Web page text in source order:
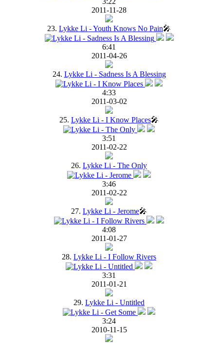
2011-11-28
23. Lykke Li - Youth Knows No Pain🎤
6:41
2011-04-26
24. Lykke Li - Sadness Is A Blessing
4:33
2011-03-02
25. Lykke Li - I Know Places🎤
3:51
2011-02-22
26. Lykke Li - The Only
3:46
2011-02-22
27. Lykke Li - Jerome🎤
4:08
2011-01-27
28. Lykke Li - I Follow Rivers
3:31
2011-01-21
29. Lykke Li - Untitled
3:24
2010-11-15